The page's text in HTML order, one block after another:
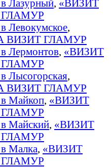
, «ВИЗИТ
,
ВИЗИТ ГЛАМУР
, «ВИЗИТ
,
ВИЗИТ ГЛАМУР
Майкоп, «ВИЗИТ
Майский, «ВИЗИТ
Малка, «ВИЗИТ